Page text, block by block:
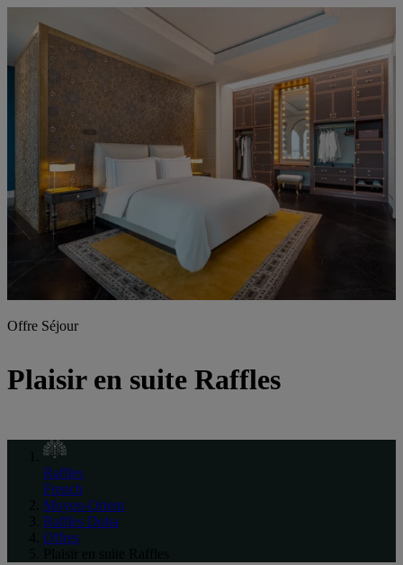
Offre Séjour
Plaisir en suite Raffles
Raffles
French
Moyen-Orient
Raffles Doha
Offres